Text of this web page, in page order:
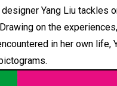
Yang Liu tackles
on the
in her own life,